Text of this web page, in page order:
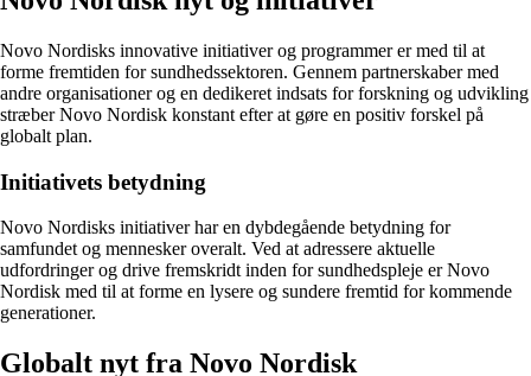
Novo Nordisks innovative initiativer og programmer er med til at
forme fremtiden for sundhedssektoren. Gennem partnerskaber med
andre organisationer og en dedikeret indsats for forskning og udvikling
stræber Novo Nordisk konstant efter at gøre en positiv forskel på
globalt plan.
Initiativets betydning
Novo Nordisks initiativer har en dybdegående betydning for
samfundet og mennesker overalt. Ved at adressere aktuelle
udfordringer og drive fremskridt inden for sundhedspleje er Novo
Nordisk med til at forme en lysere og sundere fremtid for kommende
generationer.
Globalt nyt fra Novo Nordisk